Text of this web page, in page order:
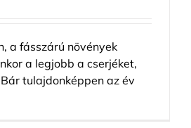
a fásszárú növények
a legjobb a cserjéket,
tulajdonképpen az év